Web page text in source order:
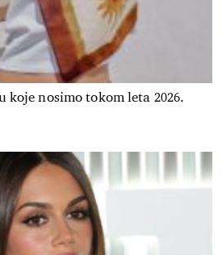
koje nosimo tokom leta 2026.